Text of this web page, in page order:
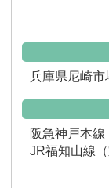
兵庫県尼崎市
阪急神戸本
JR福知山線